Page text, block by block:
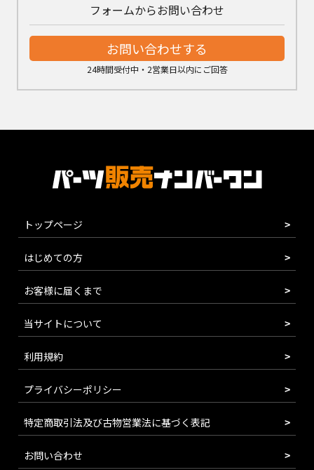
フォームからお問い合わせ
お問い合わせする
24時間受付中・2営業日以内にご回答
トップページ
はじめての方
お客様に届くまで
当サイトについて
利用規約
プライバシーポリシー
特定商取引法及び古物営業法に基づく表記
お問い合わせ